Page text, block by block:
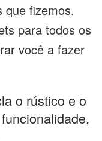
que fizemos.
para todos os
você a fazer
o rústico e o